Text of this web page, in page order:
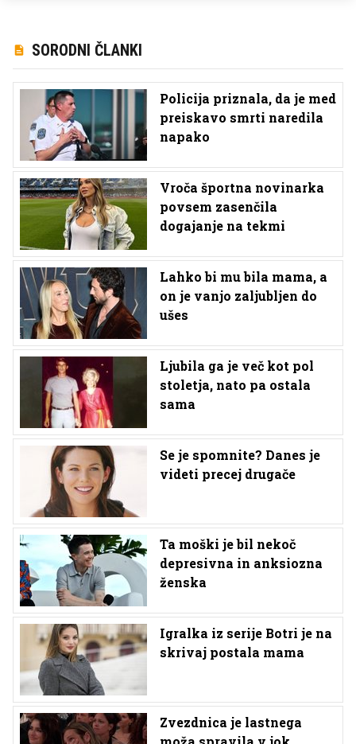
SORODNI ČLANKI
Policija priznala, da je med
preiskavo smrti naredila
napako
Vroča športna novinarka
povsem zasenčila
dogajanje na tekmi
Lahko bi mu bila mama, a
on je vanjo zaljubljen do
ušes
Ljubila ga je več kot pol
stoletja, nato pa ostala
sama
Se je spomnite? Danes je
videti precej drugače
Ta moški je bil nekoč
depresivna in anksiozna
ženska
Igralka iz serije Botri je na
skrivaj postala mama
Zvezdnica je lastnega